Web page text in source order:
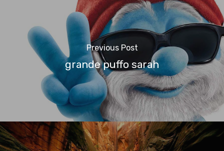
Previous Post
grande puffo sarah